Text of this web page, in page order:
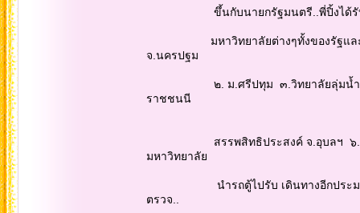
ขึ้นกับนายกรัฐมนตรี..พี่ปิ้งได้รับการแ
มหาวิทยาลัยต่างๆทั้งของรัฐและเอก
จ.นครปฐม
๒. ม.ศรีปทุม ๓.วิทยาลัยลุ่มน้ำปิง จ.ต
ราชชนนี
สรรพสิทธิประสงค์ จ.อุบลฯ ๖. มหาวิ
มหาวิทยาลัย
นำรถตู้ไปรับ เดินทางอีกประมาณ ๓ ชั่
ตรวจ..